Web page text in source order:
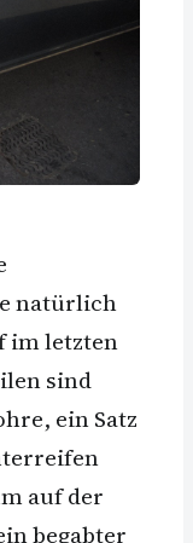
natürlich
im letzten
sind
ein Satz
auf der
begabter